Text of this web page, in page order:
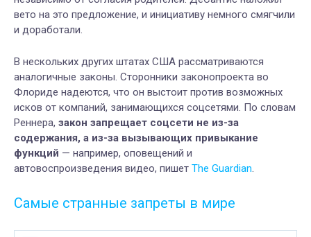
вето на это предложение, и инициативу немного смягчили
и доработали.
В нескольких других штатах США рассматриваются
аналогичные законы. Сторонники законопроекта во
Флориде надеются, что он выстоит против возможных
исков от компаний, занимающихся соцсетями. По словам
Реннера, закон запрещает соцсети не из-за
содержания, а из-за вызывающих привыкание
функций — например, оповещений и
автовоспроизведения видео, пишет The Guardian.
Самые странные запреты в мире